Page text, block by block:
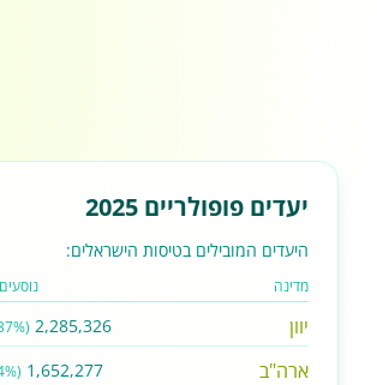
יעדים פופולריים 2025
היעדים המובילים בטיסות הישראלים:
מדינה נוסעים
יוון 2,285,326
(12.37%)
ארה"ב 1,652,277
(8.94%)